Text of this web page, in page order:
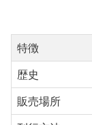
特徴
歴史
販売場所